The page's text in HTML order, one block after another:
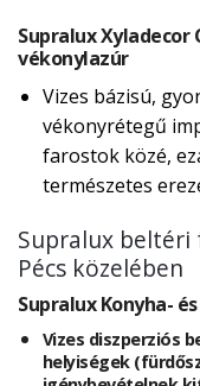
Supralux Xyladecor
vékonylazúr
Vizes bázisú,
vékonyrétegű
farostok közé,
természetes
Supralux
Pécs közelében
Supralux Konyha-
Vizes diszperziós
helyiségek